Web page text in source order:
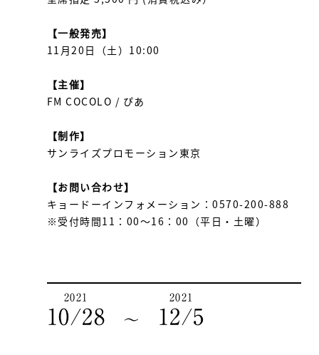
【一般発売】
11月20日（土）10:00
【主催】
FM COCOLO / ぴあ
【制作】
サンライズプロモーション東京
【お問い合わせ】
キョードーインフォメーション：0570-200-888
※受付時間11：00～16：00（平日・土曜）
2021
10/28 〜
2021
12/5